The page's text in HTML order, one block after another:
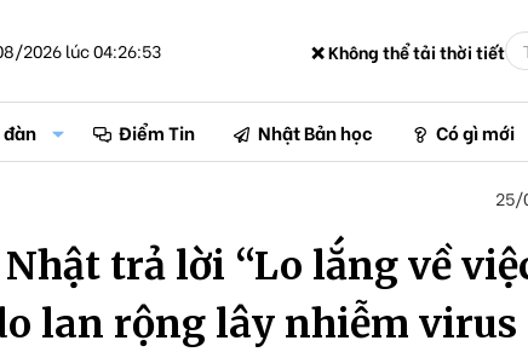
2026 lúc 04:26:53 ❌ Không thể tải thời tiết
đàn Điểm Tin Nhật Bản học Có gì mới
25/
trả lời “Lo lắng về
lan rộng lây nhiễm virus